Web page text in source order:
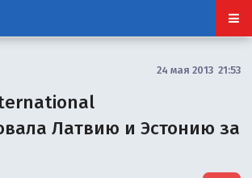
24 мая 2013 21:53
Латвию и Эстонию за